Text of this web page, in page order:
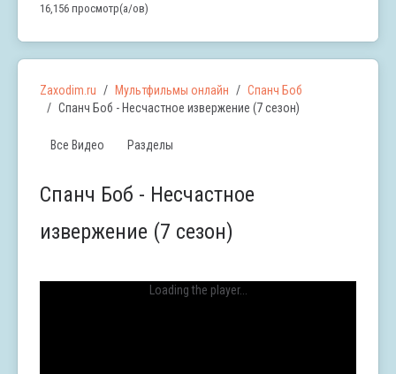
16,156 просмотр(а/ов)
Zaxodim.ru Мультфильмы онлайн
Спанч Боб
Спанч Боб - Несчастное извержение (7 сезон)
Все Видео Разделы
Спанч Боб - Несчастное
извержение (7 сезон)
Loading the player...